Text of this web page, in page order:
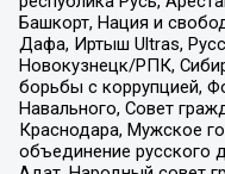
Башкорт, Нация и
Дафа, Иртыш Ultras,
Новокузнецк/РПК,
борьбы с коррупцией,
Навального, Совет
Краснодара, Мужское
объединение русского